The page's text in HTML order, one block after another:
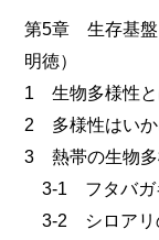
第5章 生存基盤
明徳）
1 生物多様性と
2 多様性はいか
3 熱帯の生物多
3-1 フタバガ
3-2 シロアリ